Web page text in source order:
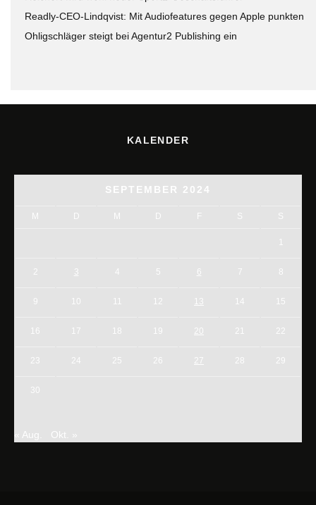
Readly-CEO-Lindqvist: Mit Audiofeatures gegen Apple punkten
Ohligschläger steigt bei Agentur2 Publishing ein
KALENDER
SEPTEMBER 2024
M D M D F S S
1
2 3 5 6 7 8
9 10 11 12 13 14 15
16 17 18 19 20 21 22
23 24 25 26 27 28 29
30
« Aug. Okt. »